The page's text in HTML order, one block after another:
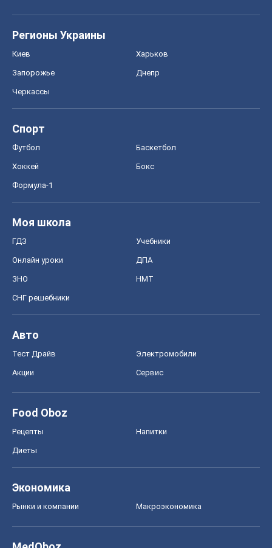
Регионы Украины
Киев Харьков
Запорожье Днепр
Черкассы
Спорт
Футбол Баскетбол
Хоккей Бокс
Формула-1
Моя школа
ГДЗ Учебники
Онлайн уроки ДПА
ЗНО НМТ
СНГ решебники
Авто
Тест Драйв Электромобили
Акции Сервис
Food Oboz
Рецепты Напитки
Диеты
Экономика
Рынки и компании Mакроэкономика